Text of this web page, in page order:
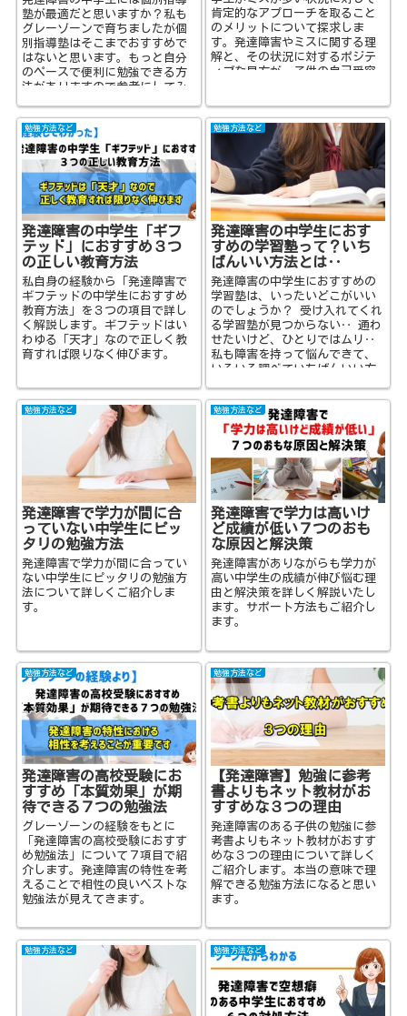
塾が最適だと思いますか？私も
グレーゾーンで育ちましたが個
別指導塾はそこまでおすすめで
はないと思います。もっと自分
のペースで便利に勉強できる方
法がありますので参考にしてみ
肯定的なアプローチを取ること
のメリットについて探求しま
す。発達障害やミスに関する理
解と、その状況に対するポジテ
ィブな見方が、子供の自己受容
す。
勉強方法など
発達障害の中学生「ギフ
テッド」におすすめ３つ
の正しい教育方法
私自身の経験から「発達障害で
ギフテッドの中学生におすすめ
教育方法」を３つの項目で詳し
く解説します。ギフテッドはい
わゆる「天才」なので正しく教
育すれば限りなく伸びます。
勉強方法など
発達障害の中学生におす
すめの学習塾って？いち
ばんいい方法とは‥
発達障害の中学生におすすめの
学習塾は、いったいどこがいい
のでしょうか？ 受け入れてくれ
る学習塾が見つからない‥ 通わ
せたいけど、ひとりではムリ‥
私も障害を持って悩んできて、
いろいろ調べていちばんいい方
勉強方法など
発達障害で学力が間に合
っていない中学生にピッ
タリの勉強方法
発達障害で学力が間に合ってい
ない中学生にピッタリの勉強方
法について詳しくご紹介しま
す。
勉強方法など
発達障害で学力は高いけ
ど成績が低い７つのおも
な原因と解決策
発達障害がありながらも学力が
高い中学生の成績が伸び悩む理
由と解決策を詳しく解説いたし
ます。サポート方法もご紹介し
ます。
勉強方法など
発達障害の高校受験にお
すすめ「本質効果」が期
待できる７つの勉強法
グレーゾーンの経験をもとに
「発達障害の高校受験におすす
め勉強法」について７項目で紹
介します。発達障害の特性を考
えることで相性の良いベストな
勉強法が見えてきます。
勉強方法など
【発達障害】勉強に参考
書よりもネット教材がお
すすめな３つの理由
発達障害のある子供の勉強に参
考書よりもネット教材がおすす
めな３つの理由について詳しく
ご紹介します。本当の意味で理
解できる勉強方法になると思い
ます。
勉強方法など 勉強方法など